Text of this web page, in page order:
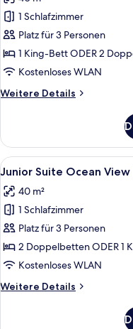
Junior
Suite
Ocean
View
Club
1 Schlafzimmer
Platz für 3 Personen
1 King-Bett ODER 2
Kostenloses WLAN
Weitere Details
Weitere
Suite
Ocean
View
Club
(M)
Alle
Fotos
für
Junior
Suite
Ocean
View
Club
9
Junior Suite Ocean View
40 m²
1 Schlafzimmer
Platz für 3 Personen
2 Doppelbetten ODER 1
Kostenloses WLAN
Weitere Details
Weitere